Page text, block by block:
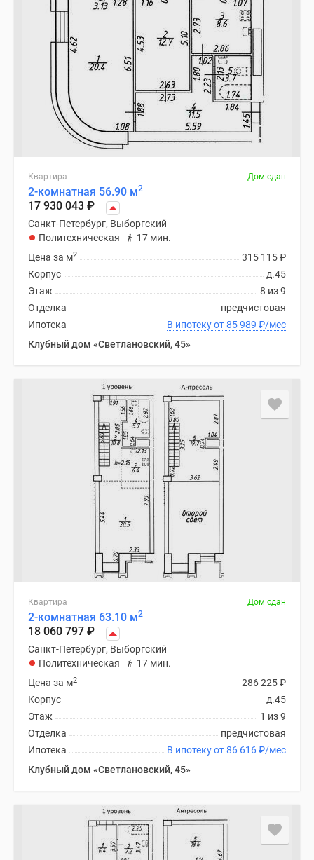
Квартира Дом сдан
2-комнатная 56.90 м2
17 930 043 ₽
Санкт-Петербург, Выборгский
Политехническая
17 мин.
315 115₽
Цена за м2
д.45
Корпус
8 из 9
Этаж
предчистовая
Отделка
В ипотеку от 85 989 ₽/мес
Ипотека
Клубный дом «Светлановский, 45»
Квартира Дом сдан
2-комнатная 63.10 м2
18 060 797 ₽
Санкт-Петербург, Выборгский
Политехническая
17 мин.
286 225₽
Цена за м2
д.45
Корпус
1 из 9
Этаж
предчистовая
Отделка
В ипотеку от 86 616₽/мес
Ипотека
Клубный дом «Светлановский, 45»